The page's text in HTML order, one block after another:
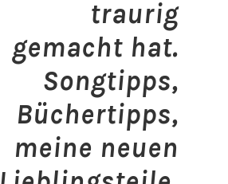
traurig
gemacht hat.
Songtipps,
Büchertipps,
meine neuen